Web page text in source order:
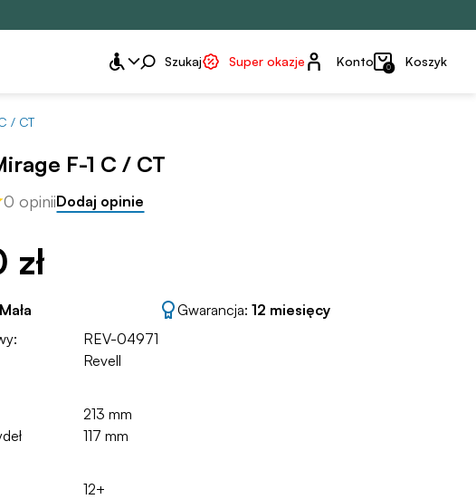
Szukaj Super okazje Konto
Konto 0 Koszyk
/ CT
F-1 C / CT
0 opiniiDodaj opinie
Mała Gwarancja: 12 miesięcy
REV-04971
Revell
213 mm
117 mm
12+